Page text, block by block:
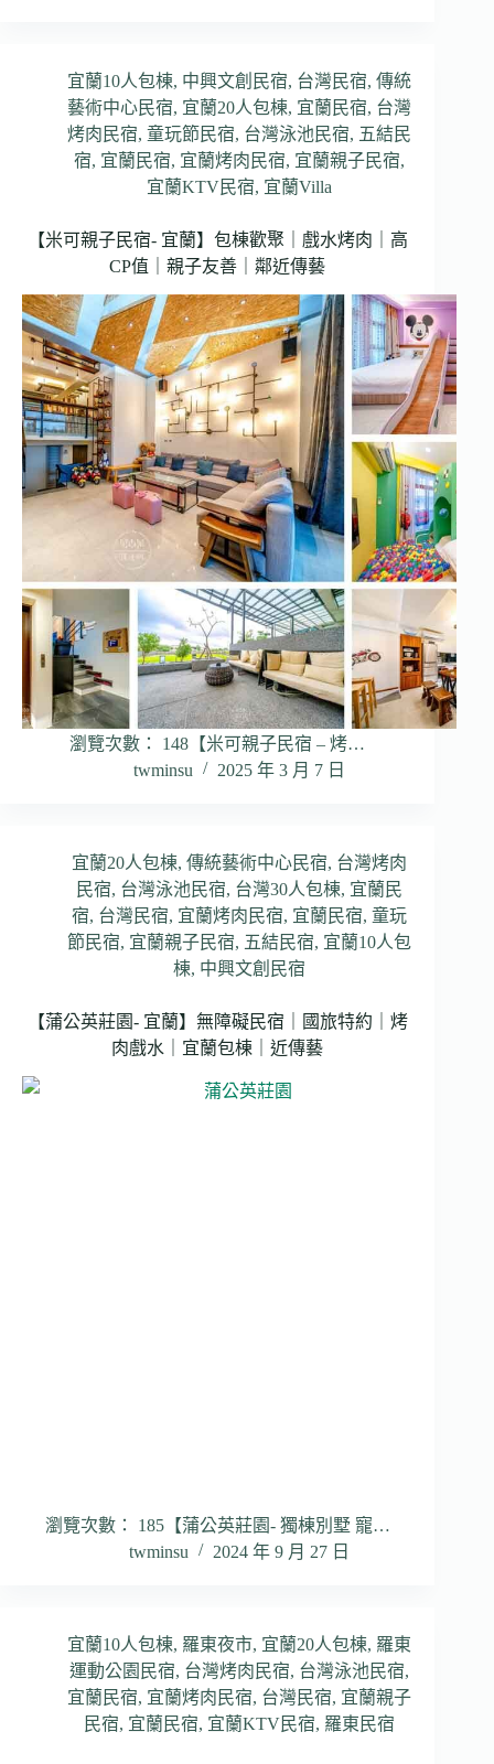
宜蘭10人包棟, 中興文創民宿, 台灣民宿,傳統
藝術中心民宿, 宜蘭20人包棟, 宜蘭民宿, 台灣
烤肉民宿,童玩節民宿, 台灣泳池民宿, 五結民
宿, 宜蘭民宿, 宜蘭烤肉民宿, 宜蘭親子民宿,
宜蘭KTV民宿, 宜蘭Villa
【米可親子民宿- 宜蘭】包棟歡聚｜戲水烤肉｜高
CP值｜親子友善｜鄰近傳藝
瀏覽次數： 148【米可親子民宿 – 烤…
twminsu
2025 年 3 月 7 日
宜蘭20人包棟,傳統藝術中心民宿, 台灣烤肉
民宿, 台灣泳池民宿, 台灣30人包棟, 宜蘭民
宿, 台灣民宿, 宜蘭烤肉民宿, 宜蘭民宿,童玩
節民宿, 宜蘭親子民宿, 五結民宿, 宜蘭10人包
棟, 中興文創民宿
【蒲公英莊園- 宜蘭】無障礙民宿｜國旅特約｜烤
肉戲水｜宜蘭包棟｜近傳藝
瀏覽次數： 185【蒲公英莊園- 獨棟別墅 寵…
twminsu
2024 年 9 月 27 日
宜蘭10人包棟, 羅東夜市, 宜蘭20人包棟, 羅東
運動公園民宿, 台灣烤肉民宿, 台灣泳池民宿,
宜蘭民宿, 宜蘭烤肉民宿, 台灣民宿, 宜蘭親子
民宿, 宜蘭民宿, 宜蘭KTV民宿, 羅東民宿